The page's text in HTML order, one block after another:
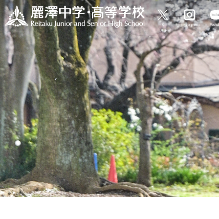
X Instagram